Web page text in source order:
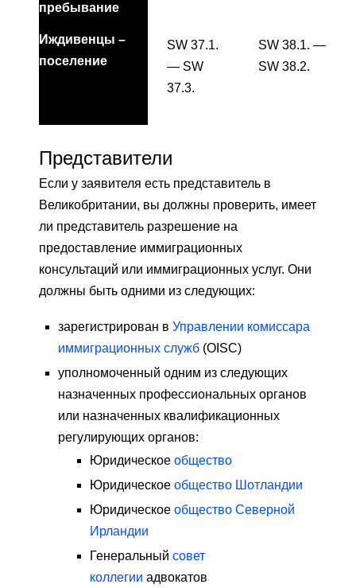
пребывание
Иждивенцы –
поселение
SW 37.1.
— SW
37.3.
SW 38.1. —
SW 38.2.
Представители
Если у заявителя есть представитель в
Великобритании, вы должны проверить, имеет
ли представитель разрешение на
предоставление иммиграционных
консультаций или иммиграционных услуг. Они
должны быть одними из следующих:
зарегистрирован в Управлении комиссара
иммиграционных служб (OISC)
уполномоченный одним из следующих
назначенных профессиональных органов
или назначенных квалификационных
регулирующих органов:
Юридическое общество
Юридическое общество Шотландии
Юридическое общество Северной
Ирландии
Генеральный совет
коллегии адвокатов